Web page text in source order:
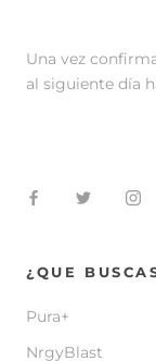
Una vez
al siguiente día
¿QUE
Pura+
NrgyBlast